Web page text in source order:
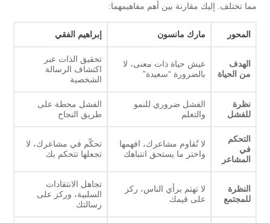
مما تختلف. إليك مقارنة بين أهم مفاهيمهما:
المحور مارك مانسون إبراهيم الفقي
الهدف
من الحياة
عيش حياة ذات معنى، لا
بالضرورة “سعيدة”
تحقيق الذات عبر
اكتشاف الرسالة
الشخصية
نظرة
للفشل
الفشل ضروري للنمو
والتعلم
الفشل محطة على
طريق النجاح
التحكم
في
المشاعر
لا تُقاوم مشاعرك، افهمها
واختر ما يستحق انتباهك
تحكّم في مشاعرك، لا
تجعلها تتحكم بك
النظرة
للمجتمع
لا تهتم برأي الناس، ركز
على قيمك
تجاهل الانتقادات
السلبية، وركز على
رسالتك